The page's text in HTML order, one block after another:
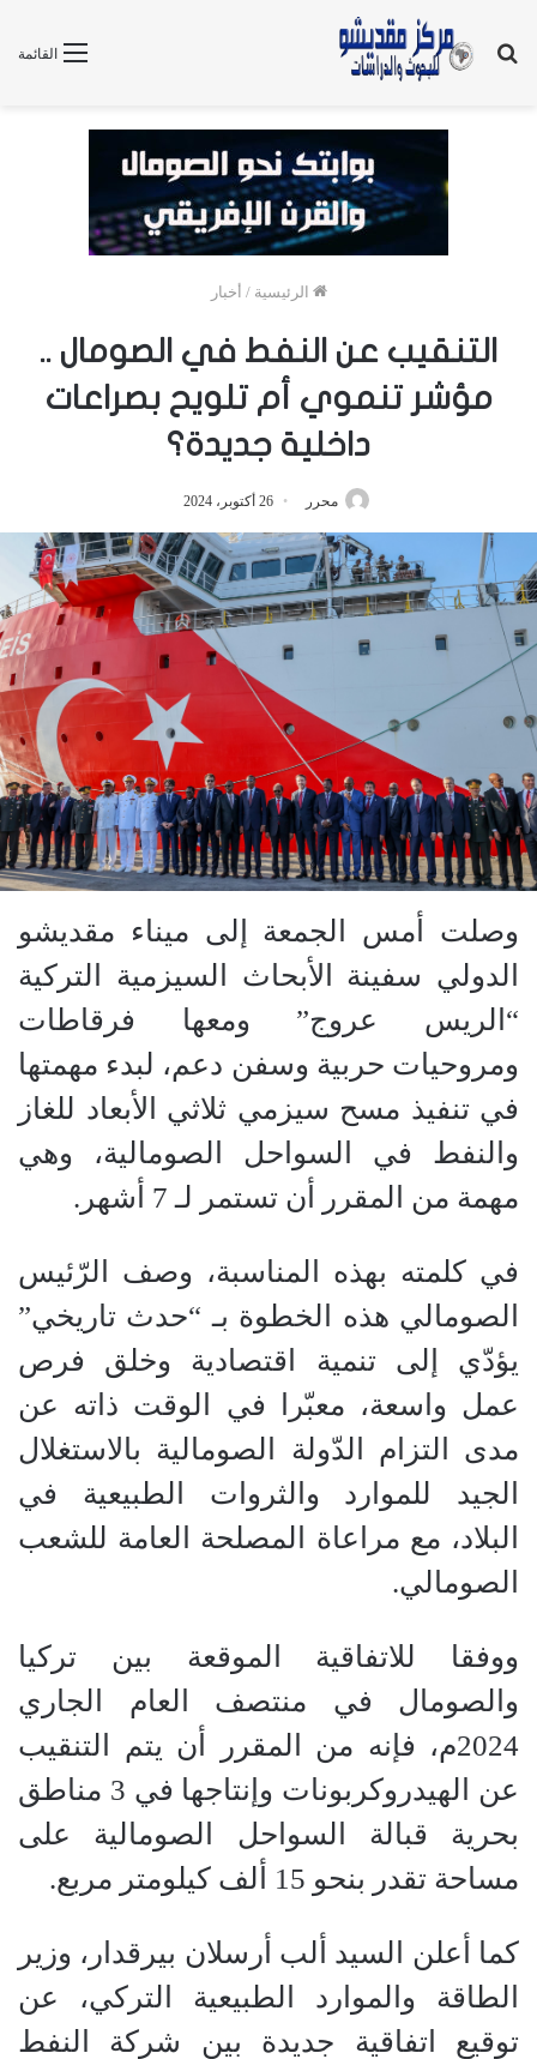
القائمة
بحث
الرئيسية / أخبار
التنقيب عن النفط في الصومال ..
مؤشر تنموي أم تلويح بصراعات
داخلية جديدة؟
محرر 26 أكتوبر، 2024
وصلت أمس الجمعة إلى ميناء مقديشو
الدولي سفينة الأبحاث السيزمية التركية
“الريس عروج” ومعها فرقاطات
ومروحيات حربية وسفن دعم، لبدء مهمتها
في تنفيذ مسح سيزمي ثلاثي الأبعاد للغاز
والنفط في السواحل الصومالية، وهي
مهمة من المقرر أن تستمر لـ 7 أشهر.
في كلمته بهذه المناسبة، وصف الرّئيس
الصومالي هذه الخطوة بـ “حدث تاريخي”
يؤدّي إلى تنمية اقتصادية وخلق فرص
عمل واسعة، معبّرا في الوقت ذاته عن
مدى التزام الدّولة الصومالية بالاستغلال
الجيد للموارد والثروات الطبيعية في
البلاد، مع مراعاة المصلحة العامة للشعب
الصومالي.
ووفقا للاتفاقية الموقعة بين تركيا
والصومال في منتصف العام الجاري
2024م، فإنه من المقرر أن يتم التنقيب
عن الهيدروكربونات وإنتاجها في 3 مناطق
بحرية قبالة السواحل الصومالية على
مساحة تقدر بنحو 15 ألف كيلومتر مربع.
كما أعلن السيد ألب أرسلان بيرقدار، وزير
الطاقة والموارد الطبيعية التركي، عن
توقيع اتفاقية جديدة بين شركة النفط